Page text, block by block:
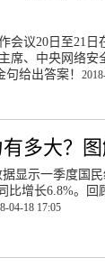
会议20日至21
席、中央网络安
给出答案！
多大？
显示一季度国
比增长6.8%。回
04-18 17:05